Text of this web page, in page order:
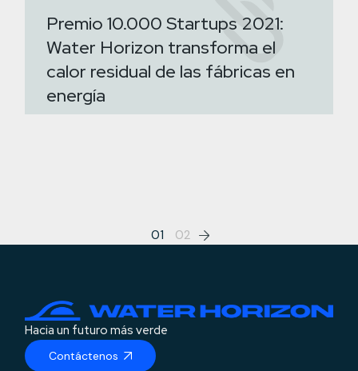
Premio 10.000 Startups 2021:
Water Horizon transforma el
calor residual de las fábricas en
energía
01 02
Hacia un futuro más verde
Contáctenos